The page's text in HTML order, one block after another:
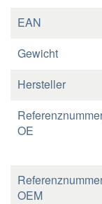
EAN
Gewicht
Hersteller
OE
OEM